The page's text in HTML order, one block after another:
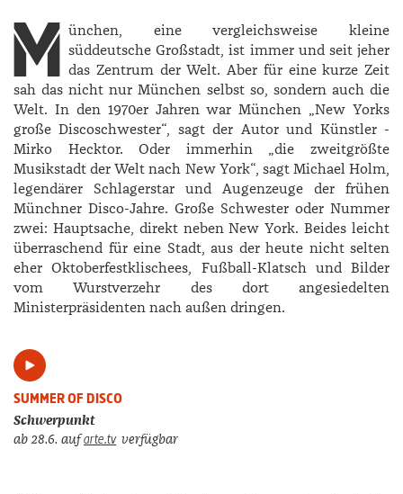
M ünchen, eine vergleichsweise kleine
süddeutsche Großstadt, ist immer und seit jeher
das Zentrum der Welt. Aber für eine kurze Zeit
sah das nicht nur München selbst so, sondern auch die
Welt. In den 1970er Jahren war München „New Yorks
große Discoschwester“, sagt der Autor und Künstler ­
Mirko ­Hecktor. Oder immerhin „die zweitgrößte
Musikstadt der Welt nach New York“, sagt ­Michael Holm,
legendärer Schlagerstar und Augenzeuge der frühen
Münchner Disco-Jahre. Große Schwester oder Nummer
zwei: Hauptsache, direkt neben New York. Beides leicht
überraschend für eine Stadt, aus der heute nicht selten
eher Oktoberfestklischees, Fußball-Klatsch und Bilder
vom Wurstverzehr des dort angesiedelten
Ministerpräsidenten nach außen dringen.
SUMMER OF DISCO
Schwerpunkt
ab 28.6. aufarte.tv verfügbar